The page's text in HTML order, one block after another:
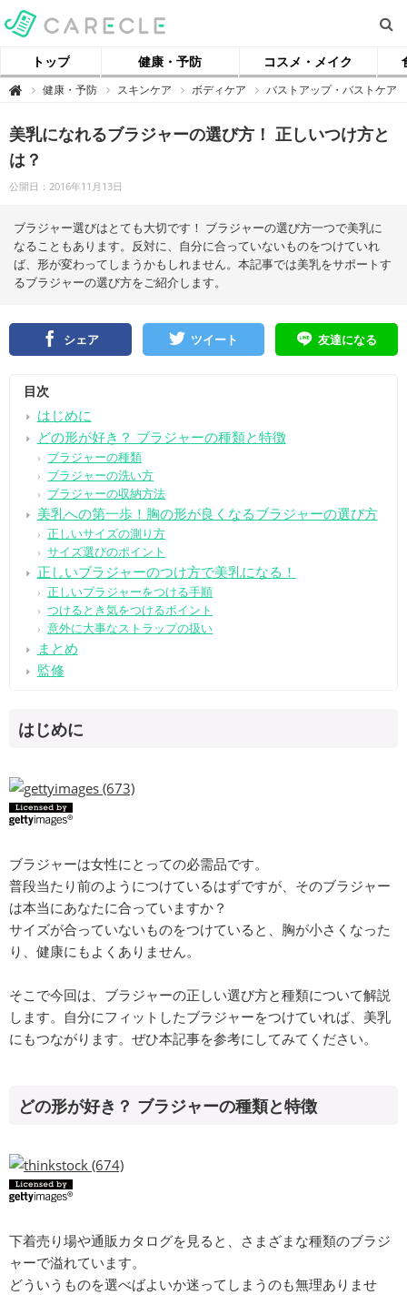
トップ 健康・予防 コスメ・メイク
 【
ル
】
健康・予防 スキンケア ボディケア バストアップ・バストケア
美乳になれるブラジャーの選び方！ 正しいつけ方と
は？
公開日：2016年11月13日
ブラジャー選びはとても大切です！ ブラジャーの選び方一つで美乳に
なることもあります。反対に、自分に合っていないものをつけていれ
ば、形が変わってしまうかもしれません。本記事では美乳をサポートす
るブラジャーの選び方をご紹介します。
シェア ツイート 友達になる
目次
はじめに
どの形が好き？ ブラジャーの種類と特徴
ブラジャーの種類
ブラジャーの洗い方
ブラジャーの収納方法
美乳への第一歩！胸の形が良くなるブラジャーの選び方
正しいサイズの測り方
サイズ選びのポイント
正しいブラジャーのつけ方で美乳になる！
正しいブラジャーをつける手順
つけるとき気をつけるポイント
意外に大事なストラップの扱い
まとめ
監修
はじめに
ブラジャーは女性にとっての必需品です。
普段当たり前のようにつけているはずですが、そのブラジャー
は本当にあなたに合っていますか？
サイズが合っていないものをつけていると、胸が小さくなった
り、健康にもよくありません。
そこで今回は、ブラジャーの正しい選び方と種類について解説
します。自分にフィットしたブラジャーをつけていれば、美乳
にもつながります。ぜひ本記事を参考にしてみてください。
どの形が好き？ ブラジャーの種類と特徴
下着売り場や通販カタログを見ると、さまざまな種類のブラジ
ャーで溢れています。
どういうものを選べばよいか迷ってしまうのも無理ありませ